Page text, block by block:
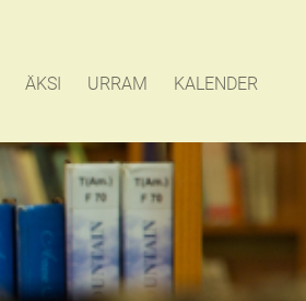
ÄKSI URRAM KALENDER